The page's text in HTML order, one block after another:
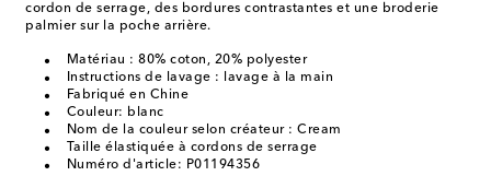
cordon de serrage, des bordures contrastantes et une broderie
palmier sur la poche arrière.
Matériau : 80% coton, 20% polyester
Instructions de lavage : lavage à la main
Fabriqué en Chine
Couleur: blanc
Nom de la couleur selon créateur : Cream
Taille élastiquée à cordons de serrage
Numéro d'article: P01194356